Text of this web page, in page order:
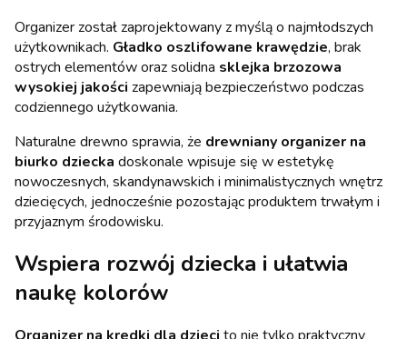
Organizer został zaprojektowany z myślą o najmłodszych
użytkownikach. Gładko oszlifowane krawędzie, brak
ostrych elementów oraz solidna sklejka brzozowa
wysokiej jakości zapewniają bezpieczeństwo podczas
codziennego użytkowania.
Naturalne drewno sprawia, że drewniany organizer na
biurko dziecka doskonale wpisuje się w estetykę
nowoczesnych, skandynawskich i minimalistycznych wnętrz
dziecięcych, jednocześnie pozostając produktem trwałym i
przyjaznym środowisku.
Wspiera rozwój dziecka i ułatwia
naukę kolorów